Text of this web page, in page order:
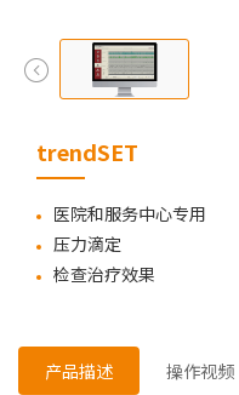
trendSET
医院和服务中心专用
压力滴定
检查治疗效果
产品描述 操作视频